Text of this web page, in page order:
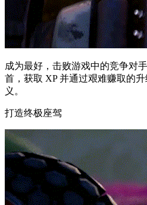
成为最好，击败游戏中的竞争对
首，获取 XP 并通过艰难赚取的
义。
打造终极座驾